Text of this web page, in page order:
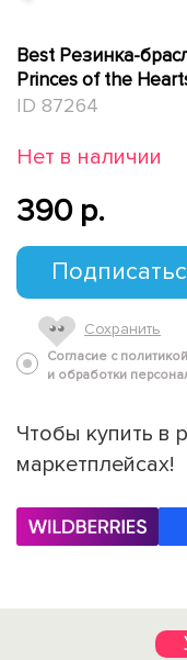
Best Резинка-
Princes of the
ID 87264
Нет в наличии
390 p.
Сохранить
Согласие с
и обработки
Чтобы купить в
маркетплейсах!